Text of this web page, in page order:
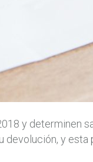
y determinen
y